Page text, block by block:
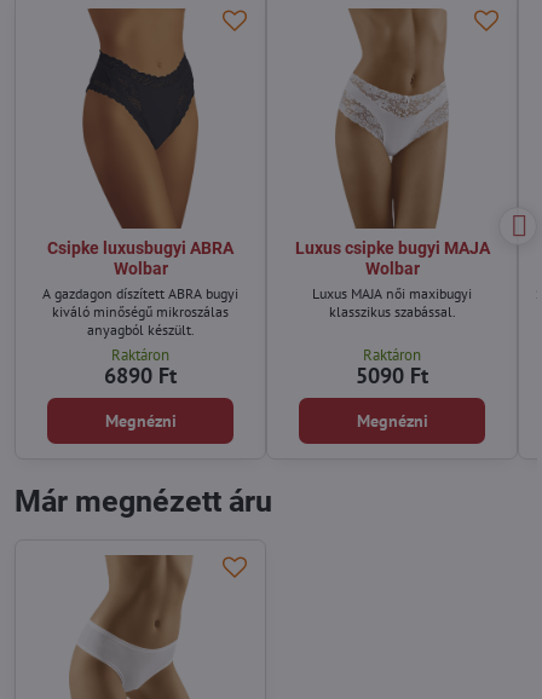
Csipke luxusbugyi ABRA
Wolbar
A gazdagon díszített ABRA bugyi
kiváló minőségű mikroszálas
anyagból készült.
Raktáron
6890 Ft
Megnézni
Luxus csipke bugyi MAJA
Wolbar
Luxus MAJA női maxibugyi
klasszikus szabással.
Raktáron
5090 Ft
Megnézni
Már megnézett áru